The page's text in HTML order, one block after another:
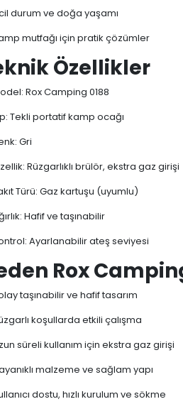
durum ve doğa yaşamı
mutfağı için pratik çözümler
Özellikler
Rox Camping 0188
Tekli portatif kamp ocağı
Gri
Rüzgarlıklı brülör, ekstra gaz girişi
Türü: Gaz kartuşu (uyumlu)
Hafif ve taşınabilir
Ayarlanabilir ateş seviyesi
Rox
taşınabilir ve hafif tasarım
koşullarda etkili çalışma
süreli kullanım için ekstra gaz girişi
malzeme ve sağlam yapı
dostu, hızlı kurulum ve sökme